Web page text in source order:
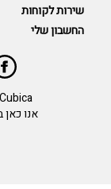
שירות לקוחות
החשבון שלי
Cubica © כל הזכויות שמורות.
אנו